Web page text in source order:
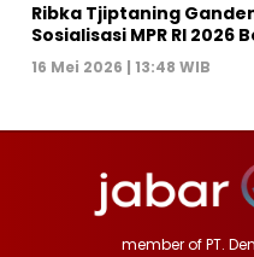
Ribka Tjiptaning
Sosialisasi MPR RI
16 Mei 2026 | 13:48 WIB
member of PT.